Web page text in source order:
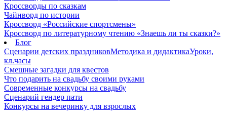
Кроссворды по сказкам
Чайнворд по истории
Кроссворд «Российские спортсмены»
Кроссворд по литературному чтению «Знаешь ли ты сказки?»
Блог
Сценарии детских праздниковМетодика и дидактикаУроки,
кл.часы
Смешные загадки для квестов
Что подарить на свадьбу своими руками
Современные конкурсы на свадьбу
Сценарий гендер пати
Конкурсы на вечеринку для взрослых